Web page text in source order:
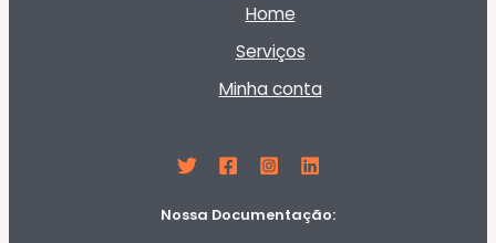
Home
Serviços
Minha conta
Nossa Documentação: